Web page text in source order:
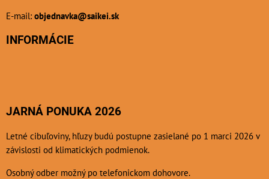
E-mail: objednavka@saikei.sk
INFORMÁCIE
JARNÁ PONUKA 2026
Letné cibuľoviny, hľuzy budú postupne zasielané po 1 marci 2026 v
závislosti od klimatických podmienok.
Osobný odber možný po telefonickom dohovore.